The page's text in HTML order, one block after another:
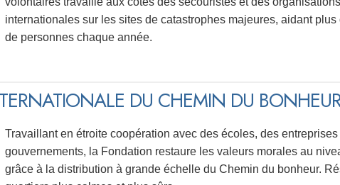
internationales sur les sites de catastrophes majeures, aidant
de personnes chaque année.
DU CHEMIN DU
Travaillant en étroite coopération avec des écoles, des entreprises
gouvernements, la Fondation restaure les valeurs morales au
grâce à la distribution à grande échelle du Chemin du bonheur.